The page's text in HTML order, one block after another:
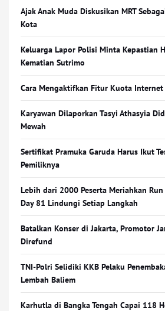
Ajak Anak Muda Diskusikan MRT
Kota
Keluarga Lapor Polisi Minta Kepastian
Kematian Sutrimo
Cara Mengaktifkan Fitur Kuota Internet
Karyawan Dilaporkan Tasyi Athasyia
Mewah
Sertifikat Pramuka Garuda Harus Ikut
Pemiliknya
Lebih dari 2000 Peserta Meriahkan
Day 81 Lindungi Setiap Langkah
Batalkan Konser di Jakarta, Promotor
Direfund
TNI-Polri Selidiki KKB Pelaku
Lembah Baliem
Karhutla di Bangka Tengah Capai 118